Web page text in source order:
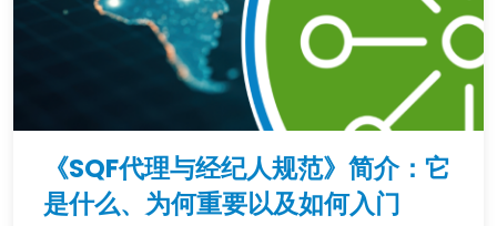
《SQF代理与经纪人规范》简介：它
是什么、为何重要以及如何入门